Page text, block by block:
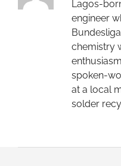
Lagos-
engineer
chemistry
spoken-
at a local
solder